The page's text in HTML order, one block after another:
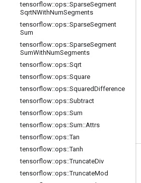
tensorflow::ops::SparseSegment
SqrtNWithNumSegments
tensorflow::ops::SparseSegment
Sum
tensorflow::ops::SparseSegment
SumWithNumSegments
tensorflow::ops::Sqrt
tensorflow::ops::Square
tensorflow::ops::SquaredDifference
tensorflow::ops::Subtract
tensorflow::ops::Sum
tensorflow::ops::Sum::Attrs
tensorflow::ops::Tan
tensorflow::ops::Tanh
tensorflow::ops::TruncateDiv
tensorflow::ops::TruncateMod
Pozostawaj w kontakcie